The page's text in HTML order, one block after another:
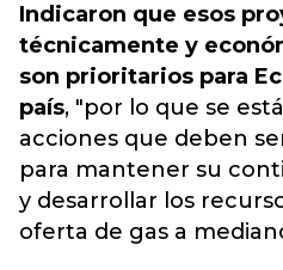
Indicaron que esos
técnicamente y
son prioritarios para
país, "por lo que se
acciones que deben
para mantener su
y desarrollar los
oferta de gas a